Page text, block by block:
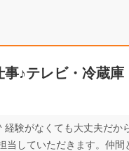
♪テレビ・冷蔵
験がなくても大丈夫だ
していただきます。仲